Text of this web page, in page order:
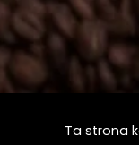
Ta strona